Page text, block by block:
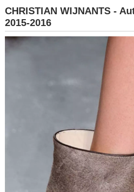
CHRISTIAN WIJNANTS -
2015-2016